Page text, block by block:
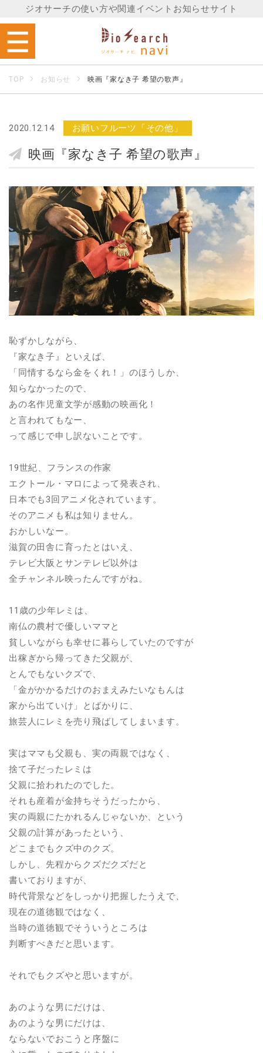
ジオサーチの使い方や関連イベントお知らせサイト
TOP お知らせ 映画『家なき子 希望の歌声』
2020.12.14 お願いフルーツ「その他」
映画『家なき子 希望の歌声』
恥ずかしながら、
『家なき子』といえば、
「同情するなら金をくれ！」のほうしか、
知らなかったので、
あの名作児童文学が感動の映画化！
と言われてもなー、
って感じで申し訳ないことです。
19世紀、フランスの作家
エクトール・マロによって発表され、
日本でも3回アニメ化されています。
そのアニメも私は知りません。
おかしいなー。
滋賀の田舎に育ったとはいえ、
テレビ大阪とサンテレビ以外は
全チャンネル映ったんですがね。
11歳の少年レミは、
南仏の農村で優しいママと
貧しいながらも幸せに暮らしていたのですが
出稼ぎから帰ってきた父親が、
とんでもないクズで、
「金がかかるだけのおまえみたいなもんは
家から出ていけ」とばかりに、
旅芸人にレミを売り飛ばしてしまいます。
実はママも父親も、実の両親ではなく、
捨て子だったレミは
父親に拾われたのでした。
それも産着が金持ちそうだったから、
実の両親にたかれるんじゃないか、という
父親の計算があったという、
どこまでもクズ中のクズ。
しかし、先程からクズだクズだと
書いておりますが、
時代背景などをしっかり把握したうえで、
現在の道徳観ではなく、
当時の道徳観でそういうところは
判断すべきだと思います。
それでもクズやと思いますが。
あのような男にだけは、
あのような男にだけは、
ならないでおこうと序盤に